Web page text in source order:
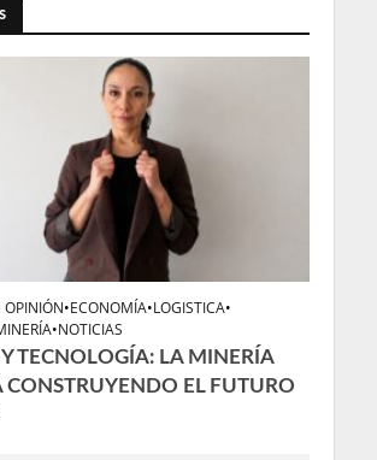
•ECONOMÍA•LOGISTICA•
•NOTICIAS
Y TECNOLOGÍA: LA MINERÍA
CONSTRUYENDO EL FUTURO